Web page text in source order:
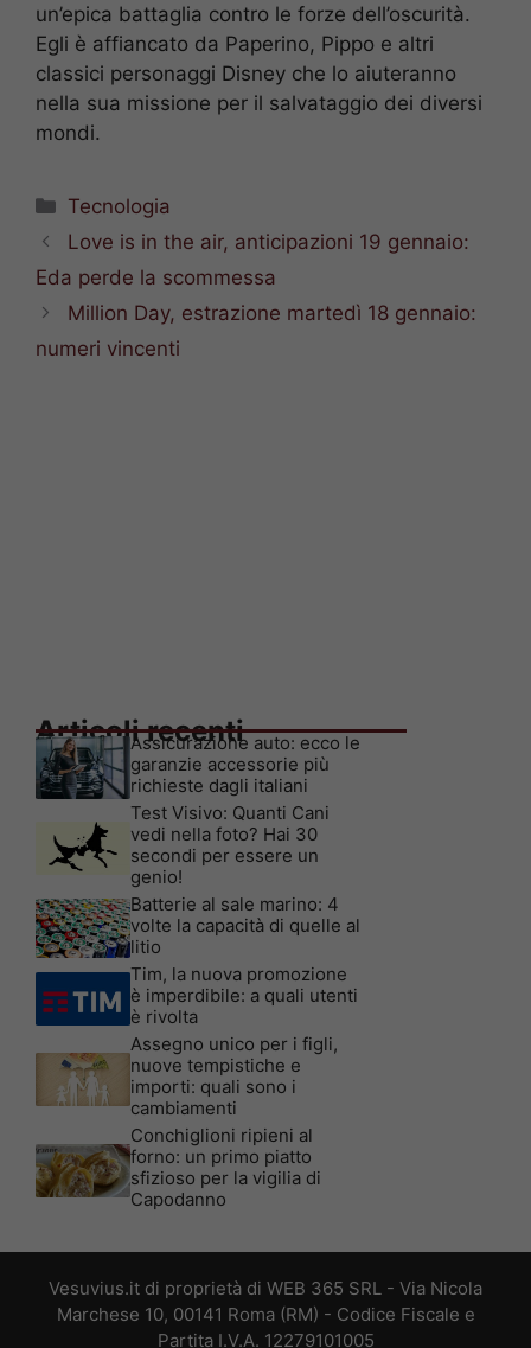
un’epica battaglia contro le forze dell’oscurità.
Egli è affiancato da Paperino, Pippo e altri
classici personaggi Disney che lo aiuteranno
nella sua missione per il salvataggio dei diversi
mondi.
Categorie
Tecnologia
Love is in the air, anticipazioni 19 gennaio:
Eda perde la scommessa
Million Day, estrazione martedì 18 gennaio:
numeri vincenti
Articoli recenti
Assicurazione auto: ecco le
garanzie accessorie più
richieste dagli italiani
Test Visivo: Quanti Cani
vedi nella foto? Hai 30
secondi per essere un
genio!
Batterie al sale marino: 4
volte la capacità di quelle al
litio
Tim, la nuova promozione
è imperdibile: a quali utenti
è rivolta
Assegno unico per i figli,
nuove tempistiche e
importi: quali sono i
cambiamenti
Conchiglioni ripieni al
forno: un primo piatto
sfizioso per la vigilia di
Capodanno
Vesuvius.it di proprietà di WEB 365 SRL - Via Nicola
Marchese 10, 00141 Roma (RM) - Codice Fiscale e
Partita I.V.A. 12279101005